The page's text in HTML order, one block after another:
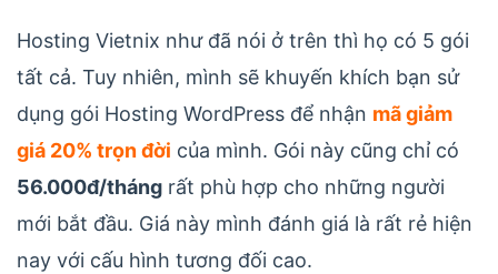
Hosting Vietnix như đã nói ở trên thì họ có 5 gói
tất cả. Tuy nhiên, mình sẽ khuyến khích bạn sử
dụng gói Hosting WordPress để nhận mã giảm
giá 20% trọn đời của mình. Gói này cũng chỉ có
56.000đ/tháng rất phù hợp cho những người
mới bắt đầu. Giá này mình đánh giá là rất rẻ hiện
nay với cấu hình tương đối cao.